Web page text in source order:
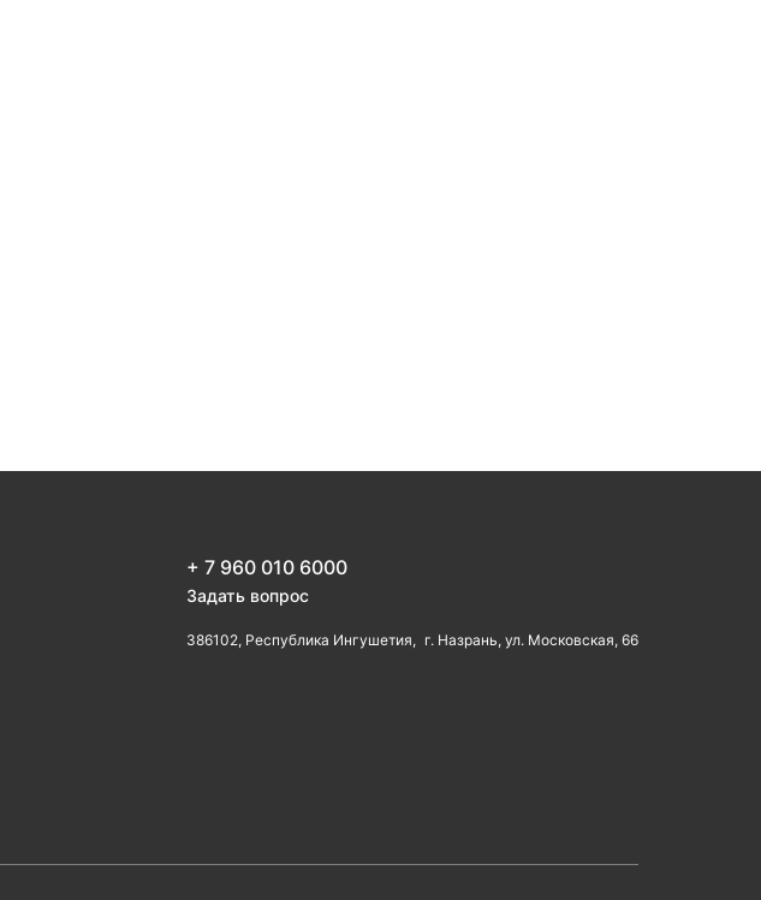
+ 7 960 010 6000
Задать вопрос
386102, Республика Ингушетия, г. Назрань, ул. Московская, 66